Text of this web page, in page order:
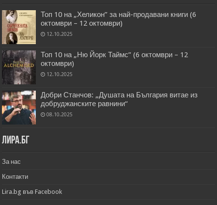
Топ 10 на „Хеликон” за най-продавани книги (6
октомври – 12 октомври)
12.10.2025
Топ 10 на „Ню Йорк Таймс” (6 октомври – 12
октомври)
12.10.2025
Добри Станчов: „Душата на България витае из
добруджанските равнини“
08.10.2025
Лира.бг
За нас
Контакти
Lira.bg във Facebook